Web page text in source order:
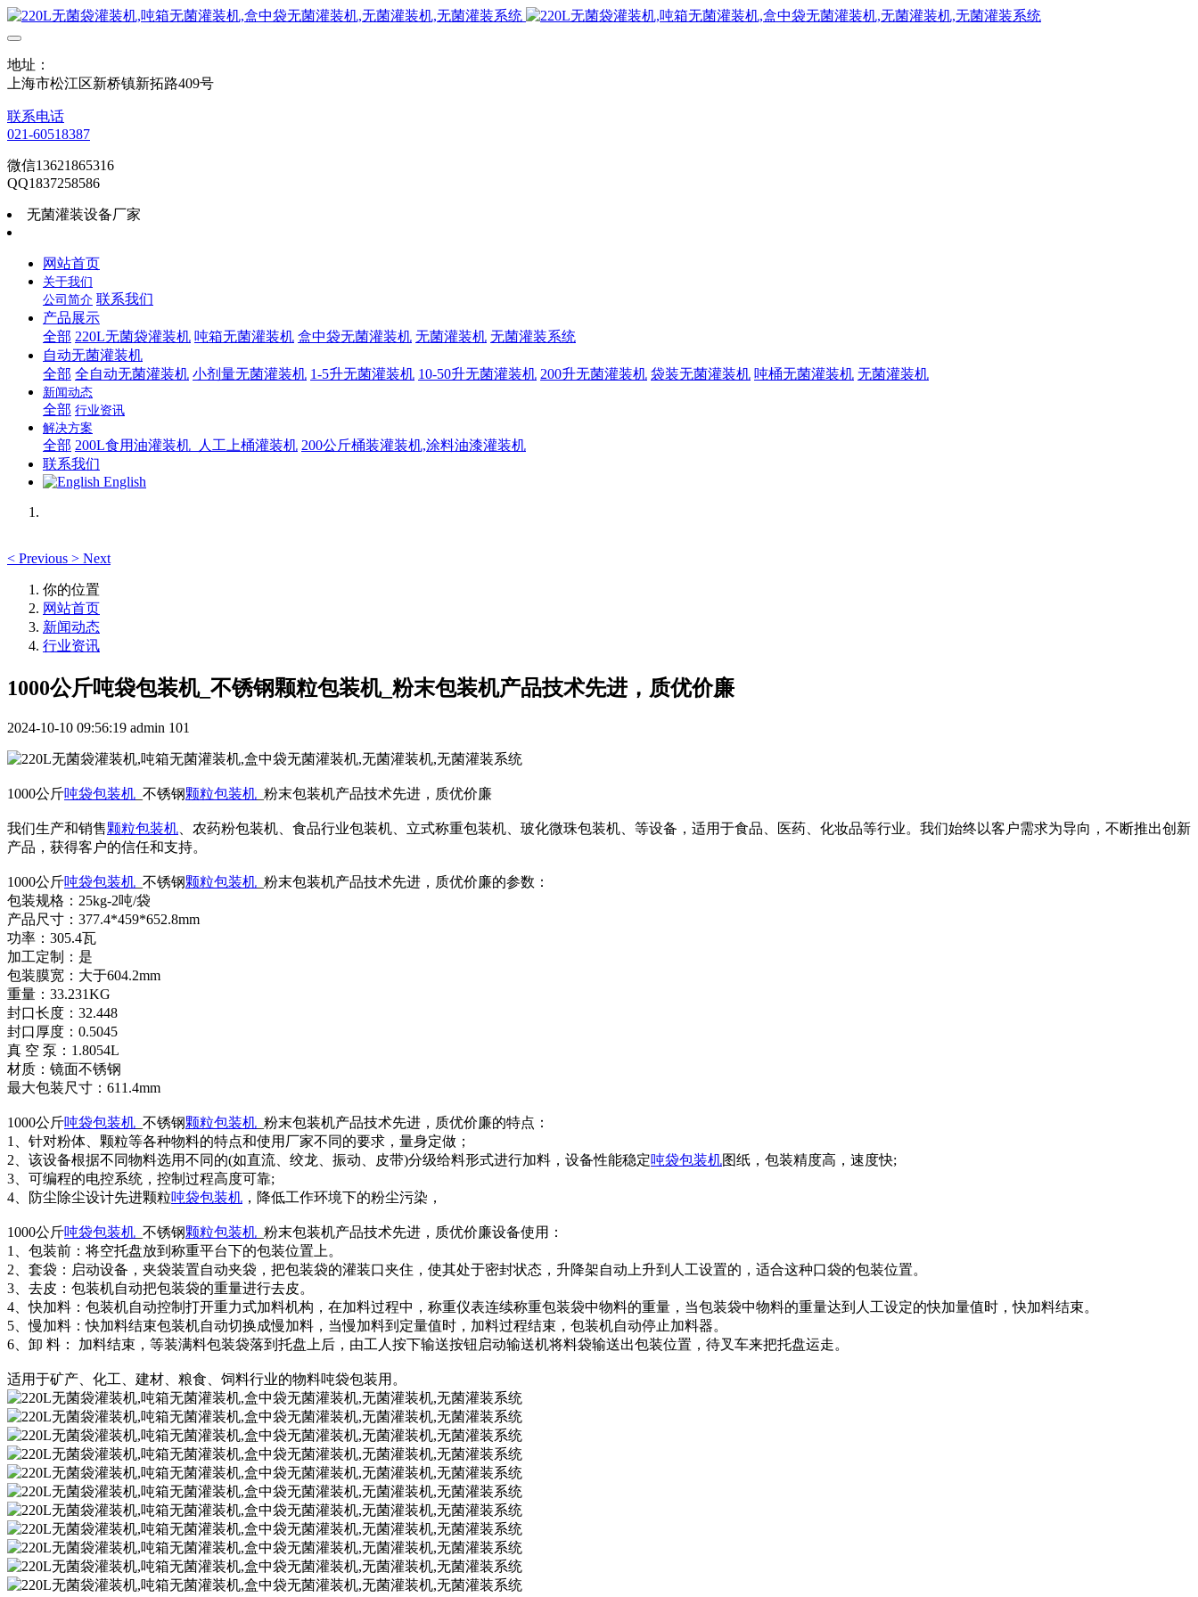
地址：
上海市松江区新桥镇新拓路409号
联系电话
021-60518387
微信13621865316
QQ1837258586
无菌灌装设备厂家
网站首页
关于我们
公司简介 联系我们
产品展示
全部 220L无菌袋灌装机 吨箱无菌灌装机 盒中袋无菌灌装机 无菌灌装机 无菌灌装系统
自动无菌灌装机
全部 全自动无菌灌装机 小剂量无菌灌装机 1-5升无菌灌装机 10-50升无菌灌装机 200升无菌灌装机 袋装无菌灌装机 吨桶无菌灌装机 无菌灌装机
新闻动态
全部 行业资讯
解决方案
全部 200L食用油灌装机_人工上桶灌装机 200公斤桶装灌装机,涂料油漆灌装机
联系我们
English
< Previous > Next
你的位置
网站首页
新闻动态
行业资讯
1000公斤吨袋包装机_不锈钢颗粒包装机_粉末包装机产品技术先进，质优价廉
2024-10-10 09:56:19 admin 101
1000公斤吨袋包装机 _不锈钢颗粒包装机 _粉末包装机产品技术先进，质优价廉
我们生产和销售颗粒包装机 、农药粉包装机、食品行业包装机、立式称重包装机、玻化微珠包装机、等设备，适用于食品、医药、化妆品等行业。我们始终以客户需求为导向，不断推出创新
产品，获得客户的信任和支持。
1000公斤吨袋包装机 _不锈钢颗粒包装机 _粉末包装机产品技术先进，质优价廉的参数：
包装规格：25kg-2吨/袋
产品尺寸：377.4*459*652.8mm
功率：305.4瓦
加工定制：是
包装膜宽：大于604.2mm
重量：33.231KG
封口长度：32.448
封口厚度：0.5045
真 空 泵：1.8054L
材质：镜面不锈钢
最大包装尺寸：611.4mm
1000公斤吨袋包装机 _不锈钢颗粒包装机 _粉末包装机产品技术先进，质优价廉的特点：
1、针对粉体、颗粒等各种物料的特点和使用厂家不同的要求，量身定做；
2、该设备根据不同物料选用不同的(如直流、绞龙、振动、皮带)分级给料形式进行加料，设备性能稳定吨袋包装机图纸，包装精度高，速度快;
3、可编程的电控系统，控制过程高度可靠;
4、防尘除尘设计先进颗粒吨袋包装机 ，降低工作环境下的粉尘污染，
1000公斤吨袋包装机 _不锈钢颗粒包装机 _粉末包装机产品技术先进，质优价廉设备使用：
1、包装前：将空托盘放到称重平台下的包装位置上。
2、套袋：启动设备，夹袋装置自动夹袋，把包装袋的灌装口夹住，使其处于密封状态，升降架自动上升到人工设置的，适合这种口袋的包装位置。
3、去皮：包装机自动把包装袋的重量进行去皮。
4、快加料：包装机自动控制打开重力式加料机构，在加料过程中，称重仪表连续称重包装袋中物料的重量，当包装袋中物料的重量达到人工设定的快加量值时，快加料结束。
5、慢加料：快加料结束包装机自动切换成慢加料，当慢加料到定量值时，加料过程结束，包装机自动停止加料器。
6、卸 料： 加料结束，等装满料包装袋落到托盘上后，由工人按下输送按钮启动输送机将料袋输送出包装位置，待叉车来把托盘运走。
适用于矿产、化工、建材、粮食、饲料行业的物料吨袋包装用。